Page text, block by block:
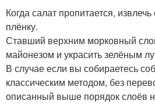
Когда салат пропитается,
плёнку.
Ставший верхним морковный
майонезом и украсить зелёным
В случае если вы собираетесь
классическим методом, без
описанный выше порядок слоёв